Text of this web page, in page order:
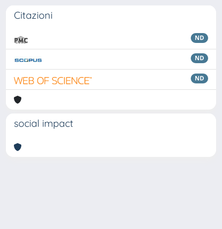
Citazioni
ND
ND
ND
social impact